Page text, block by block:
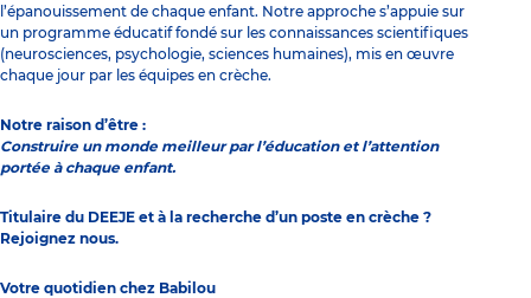
l’épanouissement de chaque enfant. Notre approche s’appuie sur
un programme éducatif fondé sur les connaissances scientifiques
(neurosciences, psychologie, sciences humaines), mis en œuvre
chaque jour par les équipes en crèche.
Notre raison d’être :
Construire un monde meilleur par l’éducation et l’attention
portée à chaque enfant.
Titulaire du DEEJE et à la recherche d’un poste en crèche ?
Rejoignez nous.
Votre quotidien chez Babilou